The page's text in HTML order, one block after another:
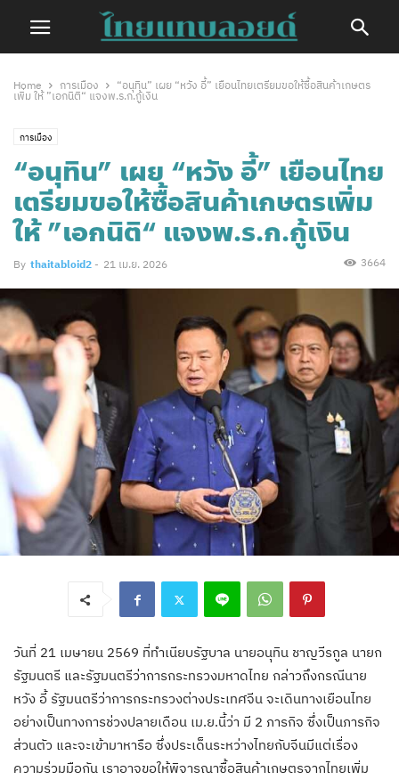
Home การเมือง
“อนุทิน” เผย “หวัง อี้” เยือนไทยเตรียมขอให้ซื้อสินค้าเกษตร
เพิ่ม ให้ ”เอกนิติ“ แจงพ.ร.ก.กู้เงิน
การเมือง
“อนุทิน” เผย “หวัง อี้” เยือนไทย
เตรียมขอให้ซื้อสินค้าเกษตรเพิ่ม
ให้ ”เอกนิติ“ แจงพ.ร.ก.กู้เงิน
By thaitabloid2 - 21 เม.ย. 2026 3664
วันที่ 21 เมษายน 2569 ที่ทำเนียบรัฐบาล นายอนุทิน ชาญวีรกูล นายก
รัฐมนตรี และรัฐมนตรีว่าการกระทรวงมหาดไทย กล่าวถึงกรณีนาย
หวัง อี้ รัฐมนตรีว่าการกระทรวงต่างประเทศจีน จะเดินทางเยือนไทย
อย่างเป็นทางการช่วงปลายเดือน เม.ย.นี้ว่า มี 2 ภารกิจ ซึ่งเป็นภารกิจ
ส่วนตัว และจะเข้ามาหารือ ซึ่งประเด็นระหว่างไทยกับจีนมีแต่เรื่อง
ความร่วมมือกัน เราอาจขอให้พิจารณาซื้อสินค้าเกษตรจากไทยเพิ่ม